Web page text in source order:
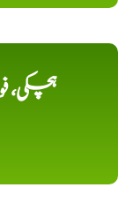
ہچکی،